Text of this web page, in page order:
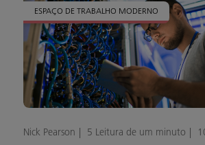
ESPAÇO DE TRABALHO MODERNO
Nick Pearson 5 Leitura de um minuto